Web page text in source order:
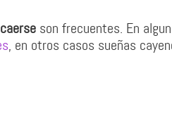
son frecuentes. En
, en otros casos sueñas